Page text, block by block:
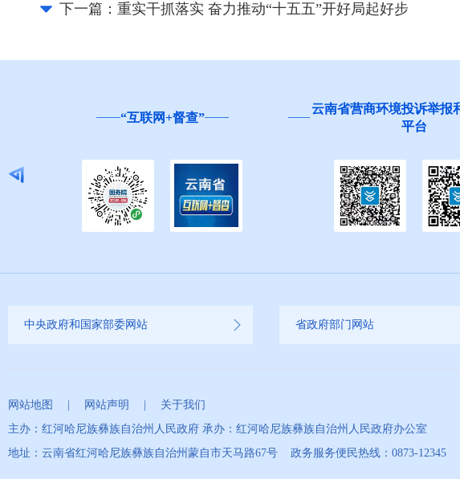
下一篇： 重实干抓落实 奋力推动“十五五”开好局起好步
“互联网+督查”
云南省营商环境投诉举报
平台
中央政府和国家部委网站 省政府部门网站
网站地图 网站声明
关于我们
主办：红河哈尼族彝族自治州人民政府 承办：红河哈尼族彝族自治州人民政府办公室
地址：云南省红河哈尼族彝族自治州蒙自市天马路67号 政务服务便民热线：0873-12345